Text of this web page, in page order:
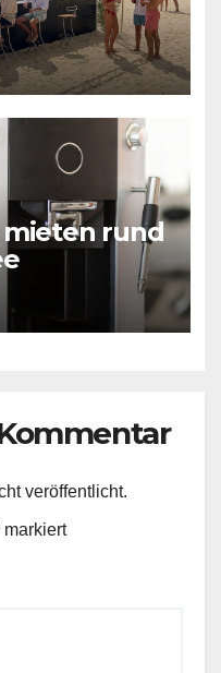
rund
veröffentlicht.
markiert